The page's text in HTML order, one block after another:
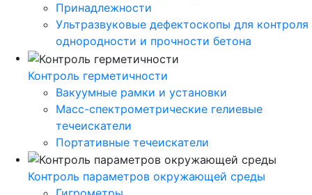
Принадлежности
Ультразвуковые дефектоскопы для контроля
однородности и прочности бетона
Контроль герметичности
Вакуумные рамки и установки
Масс-спектрометрические гелиевые
течеискатели
Портативные течеискатели
Контроль параметров окружающей среды